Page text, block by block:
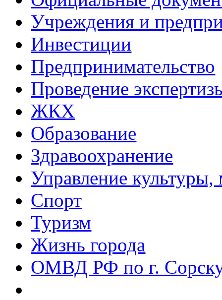
Учреждения и
Инвестиции
Предпринимательство
Проведение
ЖКХ
Образование
Здравоохранение
Управление
Спорт
Туризм
Жизнь города
ОМВД РФ по г.